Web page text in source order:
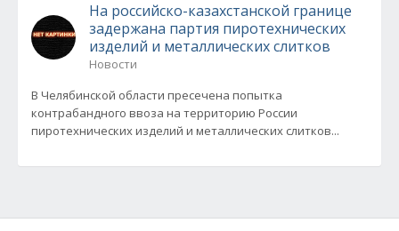
На российско-казахстанской границе
задержана партия пиротехнических
изделий и металлических слитков
Новости
В Челябинской области пресечена попытка
контрабандного ввоза на территорию России
пиротехнических изделий и металлических слитков...